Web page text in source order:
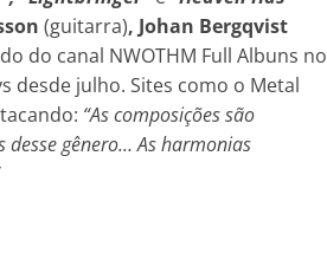
(guitarra), Johan Bergqvist
do canal NWOTHM Full Albuns no
desde julho. Sites como o Metal
“As composições são
gênero… As harmonias